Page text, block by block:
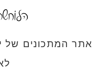
אתר המתכונים של